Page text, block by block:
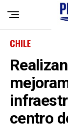
CHILE
centro